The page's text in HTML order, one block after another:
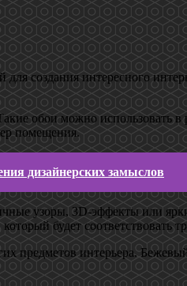
создания интересного
обои можно использовать
помещения.
дизайнерских замыслов
узоры, 3D-эффекты или
будет соответствовать
предметов интерьера.